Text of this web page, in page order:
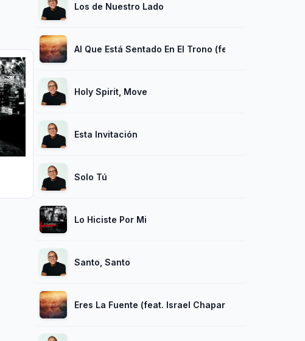
Los de Nuestro Lado
Al Que Está Sentado En El Trono (feat. Marcos
Holy Spirit, Move
Esta Invitación
Solo Tú
Lo Hiciste Por Mi
Santo, Santo
Eres La Fuente (feat. Israel Chaparro)